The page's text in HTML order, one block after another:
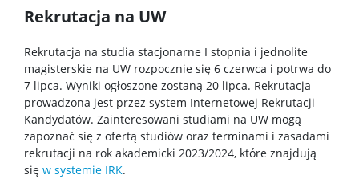
Seminaria
Konferencje
Rekrutacja na UW
Rekrutacja na studia stacjonarne I stopnia i jednolite
magisterskie na UW rozpocznie się 6 czerwca i potrwa do
7 lipca. Wyniki ogłoszone zostaną 20 lipca. Rekrutacja
prowadzona jest przez system Internetowej Rekrutacji
Kandydatów. Zainteresowani studiami na UW mogą
zapoznać się z ofertą studiów oraz terminami i zasadami
rekrutacji na rok akademicki 2023/2024, które znajdują
się w systemie IRK.